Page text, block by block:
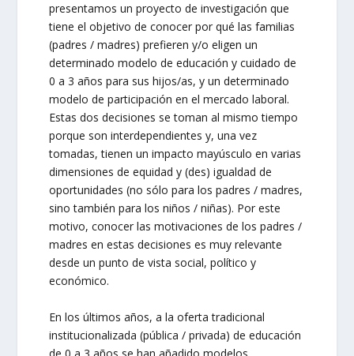
presentamos un proyecto de investigación que
tiene el objetivo de conocer por qué las familias
(padres / madres) prefieren y/o eligen un
determinado modelo de educación y cuidado de
0 a 3 años para sus hijos/as, y un determinado
modelo de participación en el mercado laboral.
Estas dos decisiones se toman al mismo tiempo
porque son interdependientes y, una vez
tomadas, tienen un impacto mayúsculo en varias
dimensiones de equidad y (des) igualdad de
oportunidades (no sólo para los padres / madres,
sino también para los niños / niñas). Por este
motivo, conocer las motivaciones de los padres /
madres en estas decisiones es muy relevante
desde un punto de vista social, político y
económico.
En los últimos años, a la oferta tradicional
institucionalizada (pública / privada) de educación